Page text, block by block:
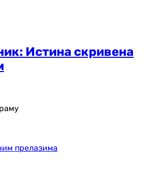
Истина скривена
прелазима